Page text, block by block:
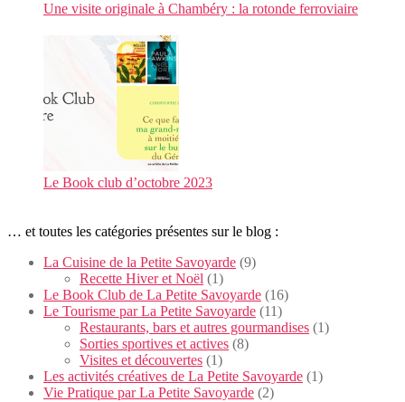
Une visite originale à Chambéry : la rotonde ferroviaire
Le Book club d’octobre 2023
… et toutes les catégories présentes sur le blog :
La Cuisine de la Petite Savoyarde (9)
Recette Hiver et Noël (1)
Le Book Club de La Petite Savoyarde (16)
Le Tourisme par La Petite Savoyarde (11)
Restaurants, bars et autres gourmandises (1)
Sorties sportives et actives (8)
Visites et découvertes (1)
Les activités créatives de La Petite Savoyarde (1)
Vie Pratique par La Petite Savoyarde (2)